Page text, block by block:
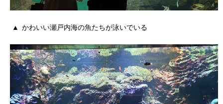
かわいい瀬戸内海の魚たちが泳いでいる